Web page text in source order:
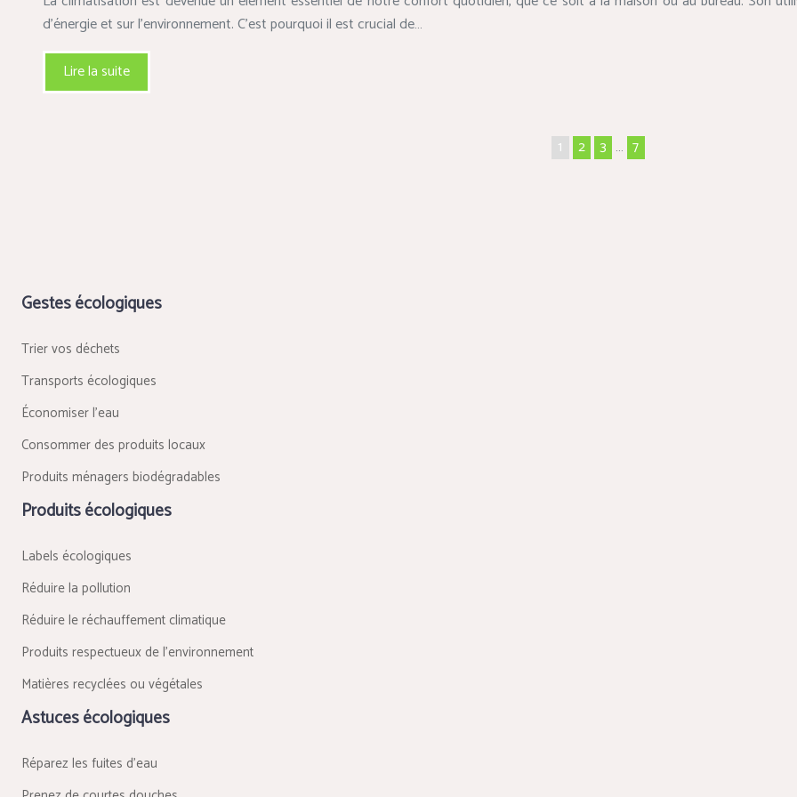
d’énergie et sur l’environnement. C’est pourquoi il est crucial de…
Lire la suite
1 2 3 … 7
Gestes écologiques
Trier vos déchets
Transports écologiques
Économiser l’eau
Consommer des produits locaux
Produits ménagers biodégradables
Produits écologiques
Labels écologiques
Réduire la pollution
Réduire le réchauffement climatique
Produits respectueux de l’environnement
Matières recyclées ou végétales
Astuces écologiques
Réparez les fuites d’eau